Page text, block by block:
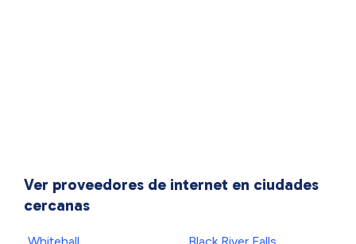
Ver proveedores de internet en ciudades
cercanas